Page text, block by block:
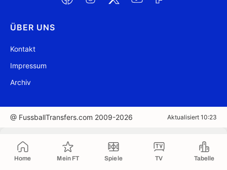
Home Mein FT Spiele TV Tabelle
ÜBER UNS
Kontakt
Impressum
Archiv
@ FussballTransfers.com 2009-2026 Aktualisiert 10:23